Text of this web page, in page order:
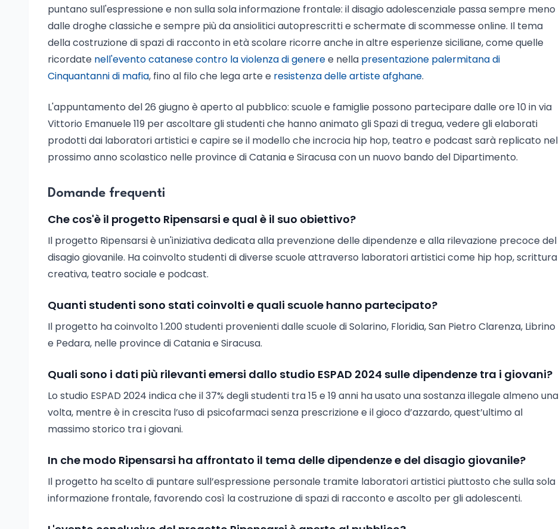
puntano sull'espressione e non sulla sola informazione frontale: il disagio adolescenziale passa sempre meno
dalle droghe classiche e sempre più da ansiolitici autoprescritti e schermate di scommesse online. Il tema
della costruzione di spazi di racconto in età scolare ricorre anche in altre esperienze siciliane, come quelle
ricordate nell'evento catanese contro la violenza di generee nella presentazione palermitana di
Cinquantanni di mafia, fino al filo che lega arte e resistenza delle artiste afghane.
L'appuntamento del 26 giugno è aperto al pubblico: scuole e famiglie possono partecipare dalle ore 10 in via
Vittorio Emanuele 119 per ascoltare gli studenti che hanno animato gli Spazi di tregua, vedere gli elaborati
prodotti dai laboratori artistici e capire se il modello che incrocia hip hop, teatro e podcast sarà replicato nel
prossimo anno scolastico nelle province di Catania e Siracusa con un nuovo bando del Dipartimento.
Domande frequenti
Che cos'è il progetto Ripensarsi e qual è il suo obiettivo?
Il progetto Ripensarsi è un'iniziativa dedicata alla prevenzione delle dipendenze e alla rilevazione precoce del
disagio giovanile. Ha coinvolto studenti di diverse scuole attraverso laboratori artistici come hip hop, scrittura
creativa, teatro sociale e podcast.
Quanti studenti sono stati coinvolti e quali scuole hanno partecipato?
Il progetto ha coinvolto 1.200 studenti provenienti dalle scuole di Solarino, Floridia, San Pietro Clarenza, Librino
e Pedara, nelle province di Catania e Siracusa.
Quali sono i dati più rilevanti emersi dallo studio ESPAD 2024 sulle dipendenze tra i giovani?
Lo studio ESPAD 2024 indica che il 37% degli studenti tra 15 e 19 anni ha usato una sostanza illegale almeno una
volta, mentre è in crescita l’uso di psicofarmaci senza prescrizione e il gioco d’azzardo, quest’ultimo al
massimo storico tra i giovani.
In che modo Ripensarsi ha affrontato il tema delle dipendenze e del disagio giovanile?
Il progetto ha scelto di puntare sull’espressione personale tramite laboratori artistici piuttosto che sulla sola
informazione frontale, favorendo così la costruzione di spazi di racconto e ascolto per gli adolescenti.